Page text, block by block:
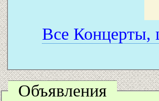
Все Концерты,
Объявления